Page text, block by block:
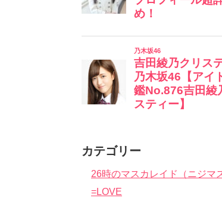
カテゴリー
26時のマスカレイド（ニジマ
=LOVE